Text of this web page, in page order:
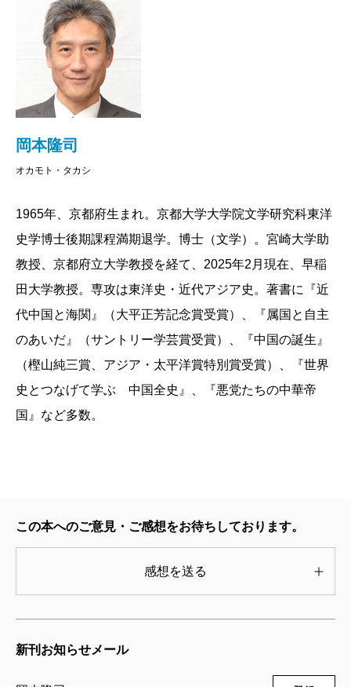
もなお、そこかしこに残滓をとどめている。スター・
ウォーズの世界的な人気もまた、その一つに数えてよ
古今東西、君主号の歴史をたどってみたら、そんな
「皇帝」はじめ、いろんな政体と抗争、多様な関係や
エンターテイメント、無邪気に楽しむべし。でも歓楽
い。
（おかもと・たかし 京都府立大学教授）
波 2019年11月号より
うようになるのです。
一方、ローマはもともと「王rex」を頂く王政でした
が、それを嫌ったローマ人たちは、世襲の「王rex」を
置くのをやめ、元老院に集った貴族たちが執政官（コ
そのリーダーシップの最たるものは軍の指揮権
す。カエサル以前、imperatorはたくさんいましたが、
imperiumの一元化を目指したカエサルが倒れた後、ア
ウグストゥス以降はこの称号を名乗れるのは「元首
Princeps」だけになりました。
その「元首」がカエサル家によって世襲されるよう
になってimperatorとcaesarは事実上一体化。これがい
わゆる「皇帝（エンペラー・カイゼル）」の語源とな
り、「元首（第一人者）Princeps」の方は「prince」の
語源となったのです。
このように、君主の称号を追っていくと、歴史の動
代ローマから、東洋と西洋が出会う近代に至るまで、
岡本隆司
オカモト・タカシ
1965年、京都府生まれ。京都大学大学院文学研究科東洋
史学博士後期課程満期退学。博士（文学）。宮崎大学助
教授、京都府立大学教授を経て、2025年2月現在、早稲
田大学教授。専攻は東洋史・近代アジア史。著書に『近
代中国と海関』（大平正芳記念賞受賞）、『属国と自主
のあいだ』（サントリー学芸賞受賞）、『中国の誕生』
（樫山純三賞、アジア・太平洋賞特別賞受賞）、『世界
史とつなげて学ぶ 中国全史』、『悪党たちの中華帝
国』など多数。
この本へのご意見・ご感想をお待ちしております。
感想を送る
新刊お知らせメール